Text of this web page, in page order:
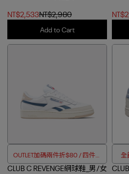
NT$2,533NT$2,980
Add to Cart
OUTLET加碼兩件折$80 / 四件折
$188
CLUB C REVENGE網球鞋_男/女